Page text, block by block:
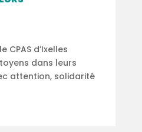
CPAS d’Ixelles
dans leurs
attention, solidarité